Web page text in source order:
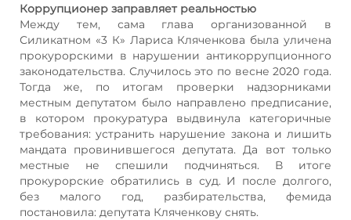
Коррупционер заправляет реальностью
Между тем, сама глава организованной в
Силикатном «3 К» Лариса Кляченкова была уличена
прокурорскими в нарушении антикоррупционного
законодательства. Случилось это по весне 2020 года.
Тогда же, по итогам проверки надзорниками
местным депутатом было направлено предписание,
в котором прокуратура выдвинула категоричные
требования: устранить нарушение закона и лишить
мандата провинившегося депутата. Да вот только
местные не спешили подчиняться. В итоге
прокурорские обратились в суд. И после долгого,
без малого год, разбирательства, фемида
постановила: депутата Кляченкову снять.